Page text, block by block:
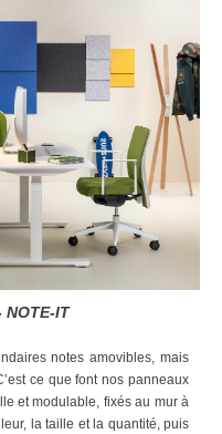
NOTE-IT
notes amovibles, mais
ce que font nos panneaux
et modulable, fixés au mur à
la taille et la quantité, puis